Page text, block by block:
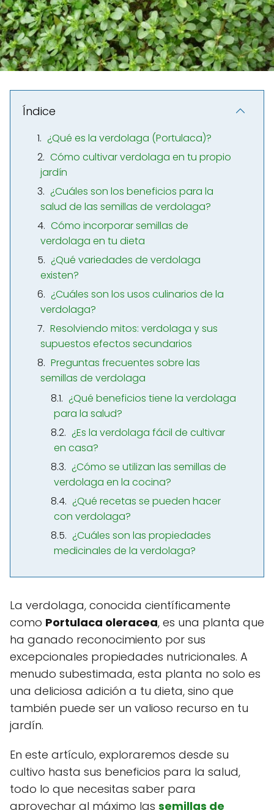
Índice
¿Qué es la verdolaga (Portulaca)?
Cómo cultivar verdolaga en tu propio
jardín
¿Cuáles son los beneficios para la
salud de las semillas de verdolaga?
Cómo incorporar semillas de
verdolaga en tu dieta
¿Qué variedades de verdolaga
existen?
¿Cuáles son los usos culinarios de la
verdolaga?
Resolviendo mitos: verdolaga y sus
supuestos efectos secundarios
Preguntas frecuentes sobre las
semillas de verdolaga
¿Qué beneficios tiene la verdolaga
para la salud?
¿Es la verdolaga fácil de cultivar
en casa?
¿Cómo se utilizan las semillas de
verdolaga en la cocina?
¿Qué recetas se pueden hacer
con verdolaga?
¿Cuáles son las propiedades
medicinales de la verdolaga?
La verdolaga, conocida científicamente
como Portulaca oleracea, es una planta que
ha ganado reconocimiento por sus
excepcionales propiedades nutricionales. A
menudo subestimada, esta planta no solo es
una deliciosa adición a tu dieta, sino que
también puede ser un valioso recurso en tu
jardín.
En este artículo, exploraremos desde su
cultivo hasta sus beneficios para la salud,
todo lo que necesitas saber para
aprovechar al máximo las semillas de